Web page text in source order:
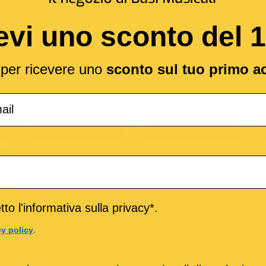
uno sconto del
ricevere uno sconto sul tuo primo
l'informativa sulla privacy*.
policy